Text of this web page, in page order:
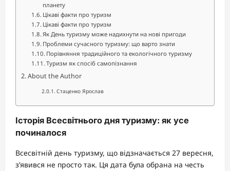
планету
Цікаві факти про туризм
Цікаві факти про туризм
Як День туризму може надихнути на нові пригоди
Проблеми сучасного туризму: що варто знати
Порівняння традиційного та екологічного туризму
Туризм як спосіб самопізнання
About the Author
Стаценко Ярослав
Історія Всесвітнього дня туризму: як усе
починалося
Всесвітній день туризму, що відзначається 27 вересня,
з’явився не просто так. Ця дата була обрана на честь